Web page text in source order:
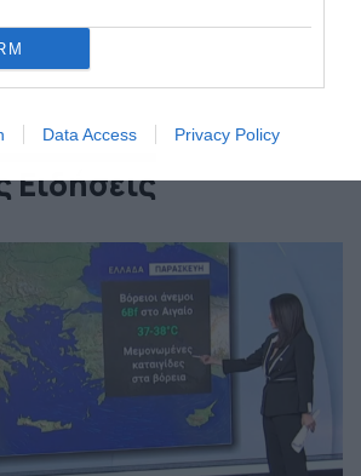
Data Access Privacy Policy
Ειδήσεις